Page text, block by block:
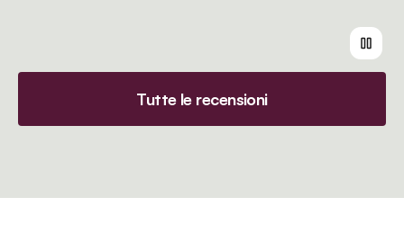
Tutte le recensioni